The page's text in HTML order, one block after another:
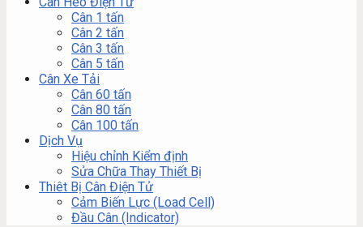
Cân 1 tấn
Cân 2 tấn
Cân 3 tấn
Cân 5 tấn
Cân Xe Tải
Cân 60 tấn
Cân 80 tấn
Cân 100 tấn
Dịch Vụ
Hiệu chỉnh Kiểm định
Sửa Chữa Thay Thiết Bị
Thiêt Bị Cân Điện Tử
Cảm Biến Lực (Load Cell)
Đầu Cân (Indicator)